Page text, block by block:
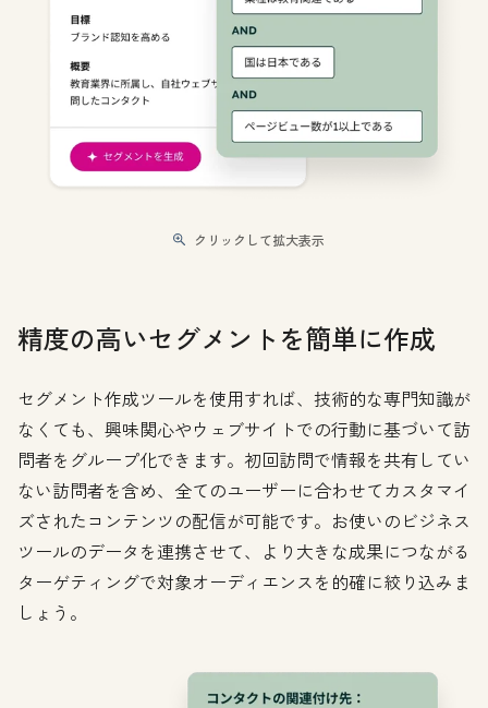
クリックして拡大表示
精度の高いセグメントを簡単に作成
セグメント作成ツールを使用すれば、技術的な専門知識が
なくても、興味関心やウェブサイトでの行動に基づいて訪
問者をグループ化できます。初回訪問で情報を共有してい
ない訪問者を含め、全てのユーザーに合わせてカスタマイ
ズされたコンテンツの配信が可能です。お使いのビジネス
ツールのデータを連携させて、より大きな成果につながる
ターゲティングで対象オーディエンスを的確に絞り込みま
しょう。